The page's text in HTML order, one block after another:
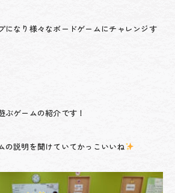
になり様々なボードゲームにチャレンジす
ぶゲームの紹介です！
の説明を聞けていてかっこいいね